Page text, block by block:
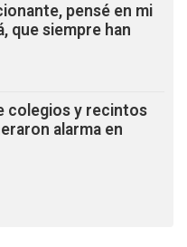
pensé en mi
que siempre han
colegios y recintos
alarma en